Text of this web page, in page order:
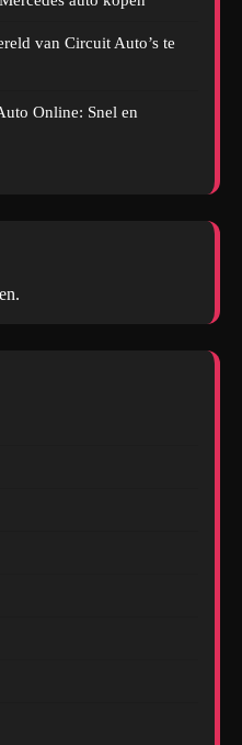
van Circuit Auto’s te
Online: Snel en